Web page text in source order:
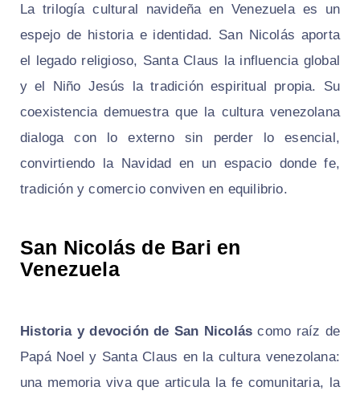
La trilogía cultural navideña en Venezuela es un
espejo de historia e identidad. San Nicolás aporta
el legado religioso, Santa Claus la influencia global
y el Niño Jesús la tradición espiritual propia. Su
coexistencia demuestra que la cultura venezolana
dialoga con lo externo sin perder lo esencial,
convirtiendo la Navidad en un espacio donde fe,
tradición y comercio conviven en equilibrio.
San Nicolás de Bari en
Venezuela
Historia y devoción de San Nicolás como raíz de
Papá Noel y Santa Claus en la cultura venezolana:
una memoria viva que articula la fe comunitaria, la